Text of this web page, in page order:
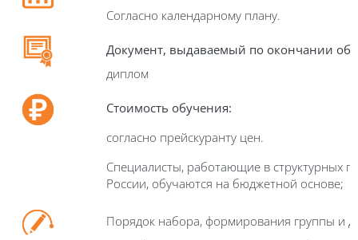
Согласно календарному плану.
Документ, выдаваемый по окончании
диплом
Стоимость обучения:
согласно прейскуранту цен.
Специалисты, работающие в структурных
России, обучаются на бюджетной основе;
Порядок набора, формирования группы и